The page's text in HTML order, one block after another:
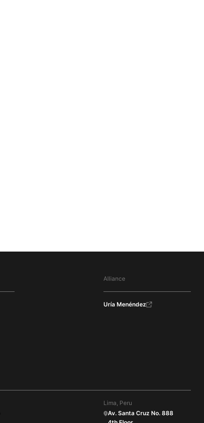
Alliance
Uría Menéndez
Lima, Peru
Av. Santa Cruz No. 888